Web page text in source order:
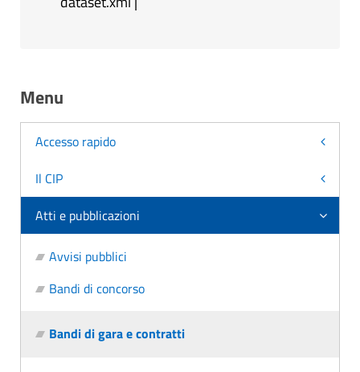
Menu
Accesso rapido
Il CIP
Atti e pubblicazioni
Avvisi pubblici
Bandi di concorso
Bandi di gara e contratti